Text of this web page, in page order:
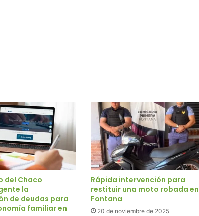
del Chaco
la
de deudas para
familiar en
Rápida intervención para
restituir una moto robada en
Fontana
20 de noviembre de 2025